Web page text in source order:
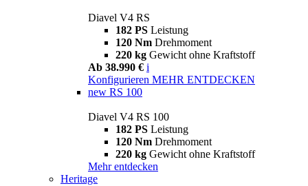
Diavel V4 RS
182 PS Leistung
120 Nm Drehmoment
220 kg Gewicht ohne Kraftstoff
Ab 38.990 € i
Konfigurieren MEHR ENTDECKEN
new RS 100
Diavel V4 RS 100
182 PS Leistung
120 Nm Drehmoment
220 kg Gewicht ohne Kraftstoff
Mehr entdecken
Heritage